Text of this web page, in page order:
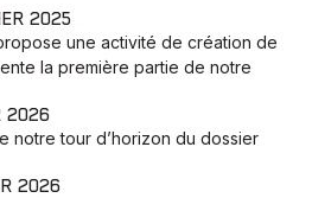
2025
une activité de création de
la première partie de notre
2026
notre tour d’horizon du dossier
2026